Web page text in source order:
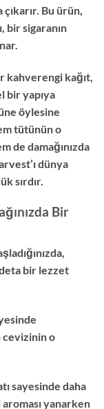
Bu ürün,
bir sigaranın
kahverengi kağıt,
bir yapıya
öylesine
tütünün o
de damağınızda
dünya
sırdır.
Bir
bir lezzet
cevizinin o
sayesinde daha
yanarken